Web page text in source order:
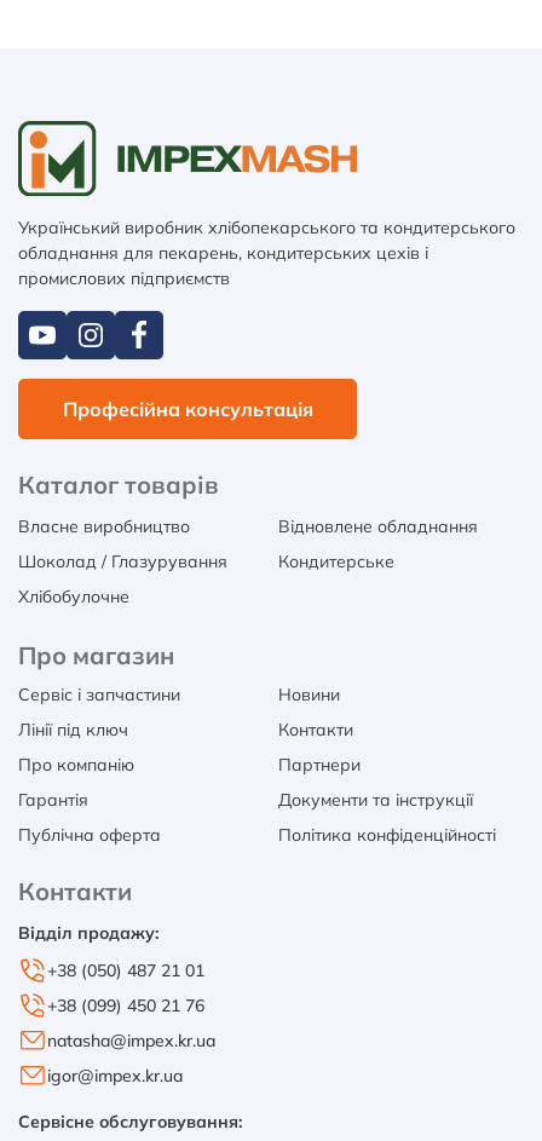
Український виробник хлібопекарського та кондитерського
обладнання для пекарень, кондитерських цехів і
промислових підприємств
Професійна консультація
Каталог товарів
Власне виробництво
Відновлене обладнання
Шоколад / Глазурування
Кондитерське
Хлібобулочне
Про магазин
Сервіс і запчастини
Новини
Лінії під ключ
Контакти
Про компанію
Партнери
Гарантія
Документи та інструкції
Публічна оферта
Політика конфіденційності
Контакти
Відділ продажу:
+38 (050) 487 21 01
+38 (099) 450 21 76
natasha@impex.kr.ua
igor@impex.kr.ua
Сервісне обслуговування: